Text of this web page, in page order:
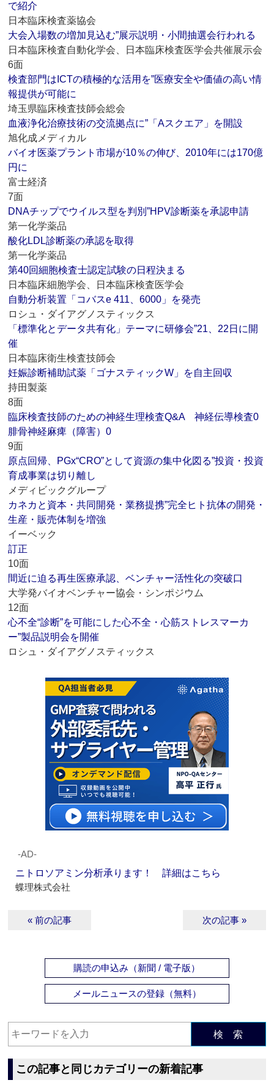
で紹介
日本臨床検査薬協会
大会入場数の増加見込む”展示説明・小間抽選会行われる
日本臨床検査自動化学会、日本臨床検査医学会共催展示会
6面
検査部門はICTの積極的な活用を”医療安全や価値の高い情
報提供が可能に
埼玉県臨床検査技師会総会
血液浄化治療技術の交流拠点に”「Aスクエア」を開設
旭化成メディカル
バイオ医薬プラント市場が10％の伸び、2010年には170億
円に
富士経済
7面
DNAチップでウイルス型を判別”HPV診断薬を承認申請
第一化学薬品
酸化LDL診断薬の承認を取得
第一化学薬品
第40回細胞検査士認定試験の日程決まる
日本臨床細胞学会、日本臨床検査医学会
自動分析装置「コバスe 411、6000」を発売
ロシュ・ダイアグノスティックス
「標準化とデータ共有化」テーマに研修会”21、22日に開
催
日本臨床衛生検査技師会
妊娠診断補助試薬「ゴナスティックW」を自主回収
持田製薬
8面
臨床検査技師のための神経生理検査Q&A 神経伝導検査0
腓骨神経麻痺（障害）0
9面
原点回帰、PGx“CRO”として資源の集中化図る”投資・投資
育成事業は切り離し
メディビックグループ
カネカと資本・共同開発・業務提携”完全ヒト抗体の開発・
生産・販売体制を増強
イーベック
訂正
10面
間近に迫る再生医療承認、ベンチャー活性化の突破口
大学発バイオベンチャー協会・シンポジウム
12面
心不全“診断”を可能にした心不全・心筋ストレスマーカ
ー”製品説明会を開催
ロシュ・ダイアグノスティックス
‐AD‐
ニトロソアミン分析承ります！ 詳細はこちら
蝶理株式会社
« 前の記事 次の記事 »
購読の申込み（新聞 / 電子版）
メールニュースの登録（無料）
検 索
この記事と同じカテゴリーの新着記事